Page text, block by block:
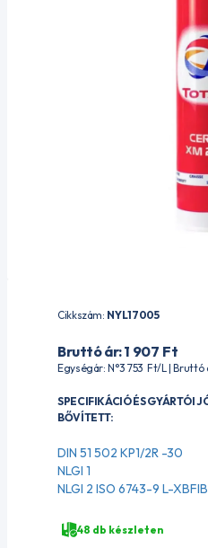
Cikkszám: NYL17005
Bruttó ár: 1 907 Ft
Egységár: N°3 753 Ft/L | Bruttó
SPECIFIKÁCIÓ ÉS GYÁRTÓI
BŐVÍTETT:
DIN 51 502 KP1/2R -30
NLGI 1
NLGI 2 ISO 6743-9 L-
48 db készleten